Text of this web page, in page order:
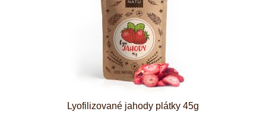
Lyofilizované jahody plátky 45g